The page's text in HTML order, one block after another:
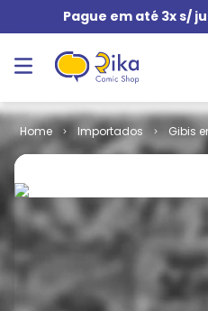
Pague em até 3x s/
Importados Gibis